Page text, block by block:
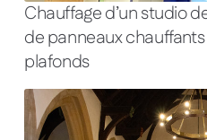
Chauffage d’un studio
de panneaux
plafonds